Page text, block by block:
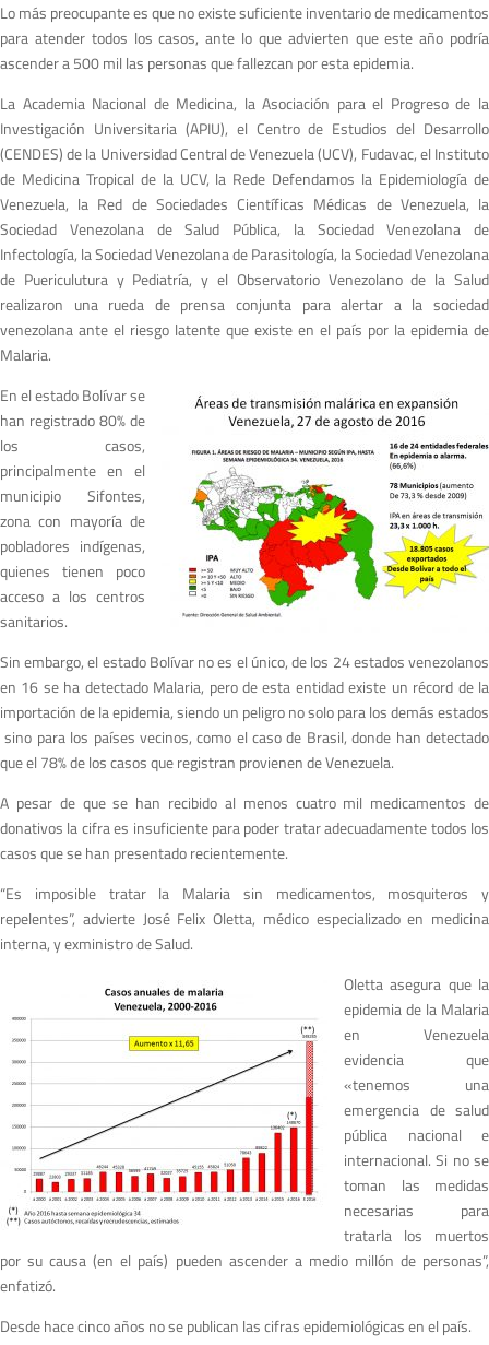
Lo más preocupante es que no existe suficiente inventario de medicamentos
para atender todos los casos, ante lo que advierten que este año podría
ascender a 500 mil las personas que fallezcan por esta epidemia.
La Academia Nacional de Medicina, la Asociación para el Progreso de la
Investigación Universitaria (APIU), el Centro de Estudios del Desarrollo
(CENDES) de la Universidad Central de Venezuela (UCV), Fudavac, el Instituto
de Medicina Tropical de la UCV, la Rede Defendamos la Epidemiología de
Venezuela, la Red de Sociedades Científicas Médicas de Venezuela, la
Sociedad Venezolana de Salud Pública, la Sociedad Venezolana de
Infectología, la Sociedad Venezolana de Parasitología, la Sociedad Venezolana
de Puericulutura y Pediatría, y el Observatorio Venezolano de la Salud
realizaron una rueda de prensa conjunta para alertar a la sociedad
venezolana ante el riesgo latente que existe en el país por la epidemia de
Malaria.
En el estado Bolívar se
han registrado 80% de
los casos,
principalmente en el
municipio Sifontes,
zona con mayoría de
pobladores indígenas,
quienes tienen poco
acceso a los centros
sanitarios.
Sin embargo, el estado Bolívar no es el único, de los 24 estados venezolanos
en 16 se ha detectado Malaria, pero de esta entidad existe un récord de la
importación de la epidemia, siendo un peligro no solo para los demás estados
sino para los países vecinos, como el caso de Brasil, donde han detectado
que el 78% de los casos que registran provienen de Venezuela.
A pesar de que se han recibido al menos cuatro mil medicamentos de
donativos la cifra es insuficiente para poder tratar adecuadamente todos los
casos que se han presentado recientemente.
“Es imposible tratar la Malaria sin medicamentos, mosquiteros y
repelentes”, advierte José Felix Oletta, médico especializado en medicina
interna, y exministro de Salud.
Oletta asegura que la
epidemia de la Malaria
en Venezuela
evidencia que
«tenemos una
emergencia de salud
pública nacional e
internacional. Si no se
toman las medidas
necesarias para
tratarla los muertos
por su causa (en el país) pueden ascender a medio millón de personas”,
enfatizó.
Desde hace cinco años no se publican las cifras epidemiológicas en el país.